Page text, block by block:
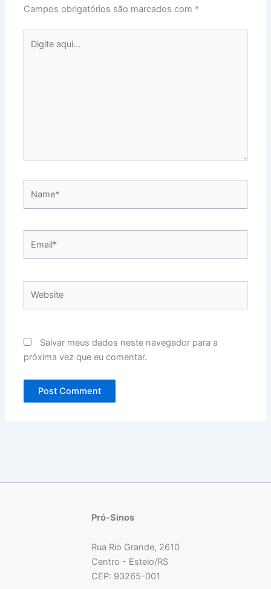
Campos obrigatórios são marcados com *
aqui...
Salvar meus dados neste navegador para a
próxima vez que eu comentar.
Pró-Sinos
Rua Rio Grande, 2610
Centro - Esteio/RS
CEP: 93265-001